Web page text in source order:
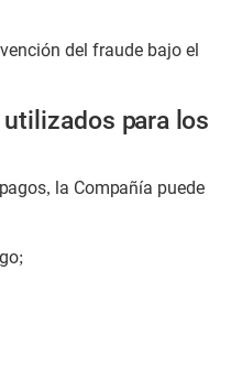
del fraude bajo el
para los
la Compañía puede